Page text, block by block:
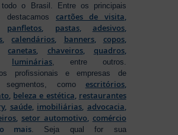
o Brasil. Entre os principais
destacamos cartões de visita,
panfletos, pastas, adesivos,
,calendários, banners, copos,
canetas, chaveiros, quadros,
luminárias , entre outros.
profissionais e empresas de
segmentos, como escritórios,
, beleza e estética, restaurantes
, saúde, imobiliárias, advocacia,
, setor automotivo, comércio
mais . Seja qual for sua